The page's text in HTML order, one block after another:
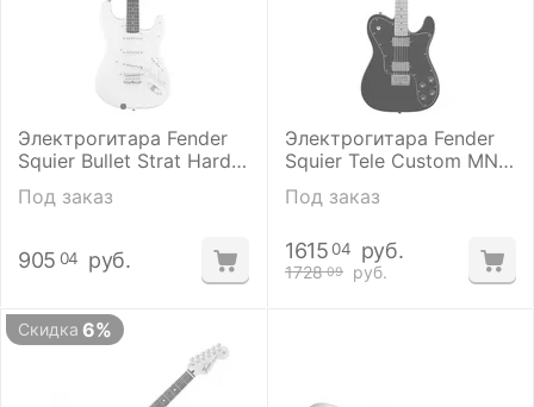
Электрогитара Fender
Squier Bullet Strat Hard
Tail SSS Arctic White
Под заказ
905 04 руб.
Электрогитара Fender
Squier Tele Custom MN
BLK
Под заказ
1728 09 руб.
1615 04 руб.
Скидка 6%